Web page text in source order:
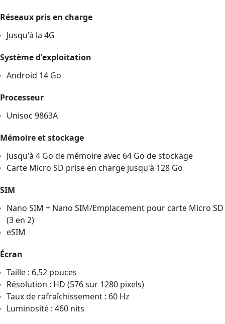
Réseaux pris en charge
Jusqu'à la 4G
Système d'exploitation
Android 14 Go
Processeur
Unisoc 9863A
Mémoire et stockage
Jusqu'à 4 Go de mémoire avec 64 Go de stockage
Carte Micro SD prise en charge jusqu'à 128 Go
SIM
Nano SIM + Nano SIM/Emplacement pour carte Micro SD
(3 en 2)
eSIM
Écran
Taille : 6,52 pouces
Résolution : HD (576 sur 1280 pixels)
Taux de rafraîchissement : 60 Hz
Luminosité : 460 nits